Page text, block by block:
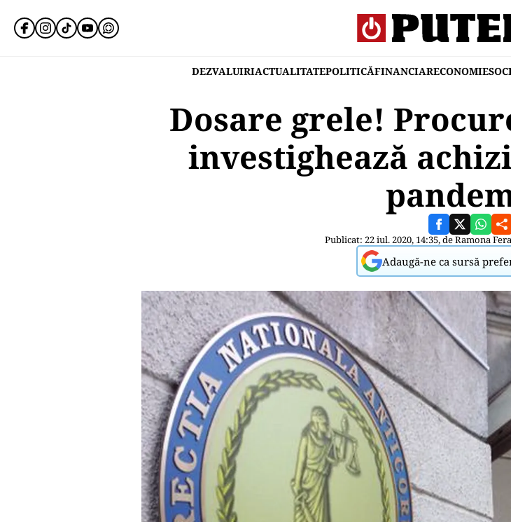
DEZVALUIRIACTUALITATEPOLITICĂFINANCIARECONOMIE
Dosare grele!
investighează
Publicat: 22 iul. 2020, 14:35, deRamona
Adaugă-ne ca sursă